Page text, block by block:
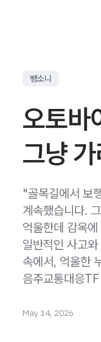
뺑소니
오토바
그냥
"골목길에서 보
계속했습니다.
억울한데 감옥
일반적인 사고
속에서, 억울한
음주교통대응
May 14, 2026